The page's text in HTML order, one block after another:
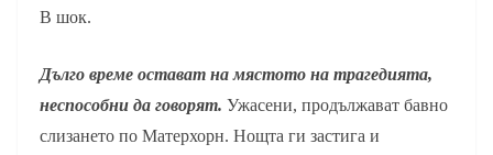
В шок.
Дълго време остават на мястото на трагедията,
неспособни да говорят. Ужасени, продължават бавно
слизането по Матерхорн. Нощта ги застига и